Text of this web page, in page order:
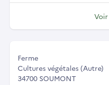
Ferme
Cultures végétales (Autre)
34700 SOUMONT